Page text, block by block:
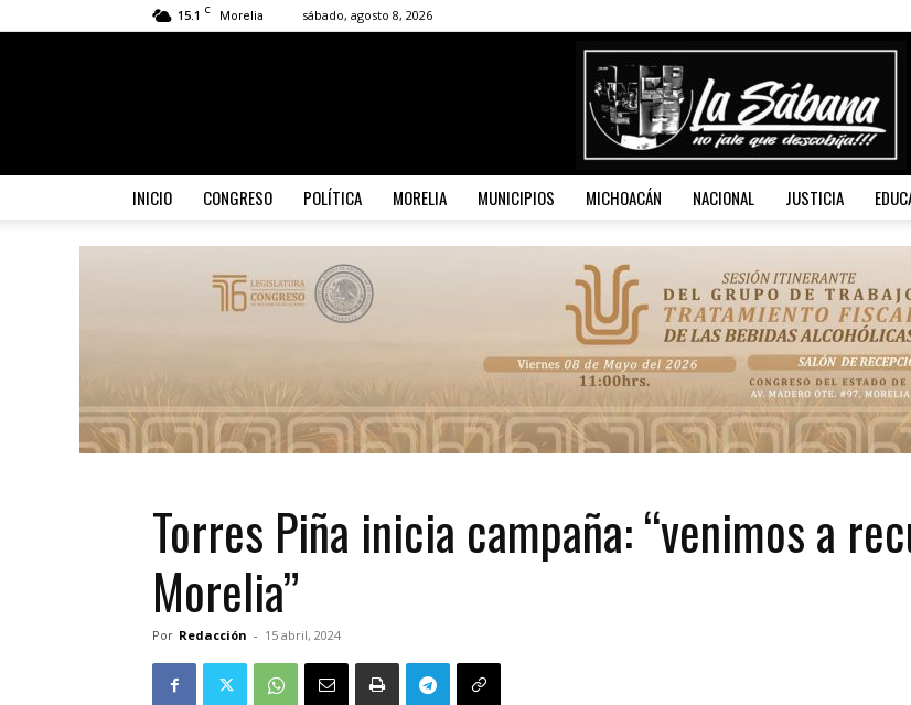
15.1 C Morelia sábado, agosto 8, 2026
Sábana
INICIO CONGRESO POLÍTICA MORELIA MUNICIPIOS MICHOACÁN NACIONAL JUSTICIA
Torres Piña inicia campaña: “venimos a
Morelia”
Por Redacción - 15 abril, 2024